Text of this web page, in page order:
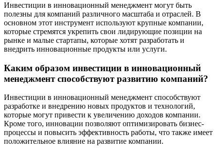
Инвестиции в инновационный менеджмент могут быть
полезны для компаний различного масштаба и отраслей. В
основном этот инструмент используют крупные компании,
которые стремятся укрепить свои лидирующие позиции на
рынке и малые стартапы, которые хотят разработать и
внедрить инновационные продукты или услуги.
Каким образом инвестиции в инновационный
менеджмент способствуют развитию компаний?
Инвестиции в инновационный менеджмент способствуют
разработке и внедрению новых продуктов и технологий,
которые могут привести к увеличению доходов компании.
Кроме того, инновации позволяют оптимизировать бизнес-
процессы и повысить эффективность работы, что также имеет
положительное влияние на развитие компании.